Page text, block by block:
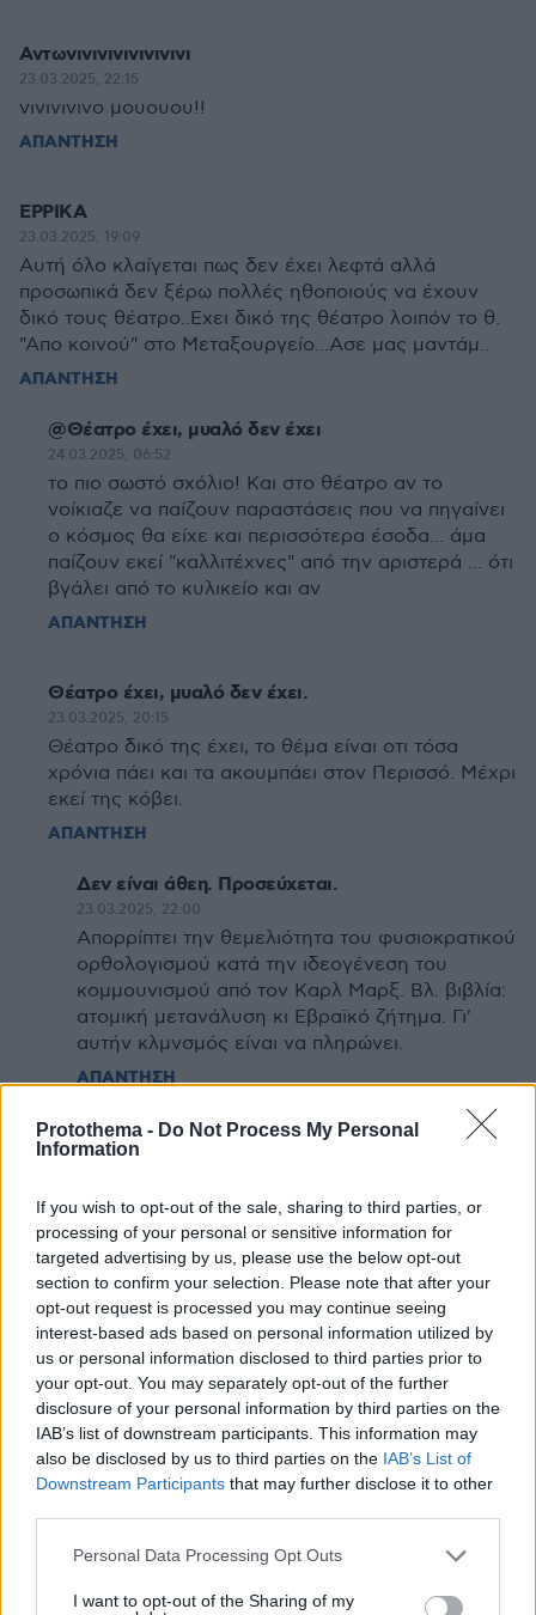
Protothema - Do Not Process My Personal
Information
If you wish to opt-out of the sale, sharing to third parties, or
processing of your personal or sensitive information for
targeted advertising by us, please use the below opt-out
section to confirm your selection. Please note that after your
opt-out request is processed you may continue seeing
interest-based ads based on personal information utilized by
us or personal information disclosed to third parties prior to
your opt-out. You may separately opt-out of the further
disclosure of your personal information by third parties on the
IAB’s list of downstream participants. This information may
also be disclosed by us to third parties on the IAB’s List of
Downstream Participants that may further disclose it to other
Please note that this website/app uses one or more Google
not limited to your visit or usage behaviour. You may click to
Personal Data Processing Opt Outs
I want to opt-out of the Sharing of my
Αντωνινινινινινινινι
23.03.2025, 22:15
νινινινινο μουουου!!
ΑΠΑΝΤΗΣΗ
ΕΡΡΙΚΑ
23.03.2025, 19:09
Αυτή όλο κλαίγεται πως δεν έχει λεφτά αλλά
προσωπικά δεν ξέρω πολλές ηθοποιούς να έχουν
δικό τους θέατρο..Εχει δικό της θέατρο λοιπόν το θ.
"Απο κοινού" στο Μεταξουργείο...Ασε μας μαντάμ..
ΑΠΑΝΤΗΣΗ
@Θέατρο έχει, μυαλό δεν έχει
24.03.2025, 06:52
το πιο σωστό σχόλιο! Και στο θέατρο αν το
νοίκιαζε να παίζουν παραστάσεις που να πηγαίνει
ο κόσμος θα είχε και περισσότερα έσοδα... άμα
παίζουν εκεί "καλλιτέχνες" από την αριστερά ... ότι
βγάλει από το κυλικείο και αν
ΑΠΑΝΤΗΣΗ
Θέατρο έχει, μυαλό δεν έχει.
23.03.2025, 20:15
Θέατρο δικό της έχει, το θέμα είναι οτι τόσα
χρόνια πάει και τα ακουμπάει στον Περισσό. Μέχρι
εκεί της κόβει.
ΑΠΑΝΤΗΣΗ
Δεν είναι άθεη. Προσεύχεται.
23.03.2025, 22:00
Απορρίπτει την θεμελιότητα του φυσιοκρατικού
ορθολογισμού κατά την ιδεογένεση του
κομμουνισμού από τον Καρλ Μαρξ. Βλ. βιβλία:
ατομική μετανάλυση κι Εβραϊκό ζήτημα. Γι'
αυτήν κλμνσμός είναι να πληρώνει.
ΑΠΑΝΤΗΣΗ
Αντε στον Λάκη
για κανα μεροκάματο. Και ασε τις μπουρτζουαρίες.
ΑΠΑΝΤΗΣΗ
ό,τι πεις!
23.03.2025, 17:47
καλά, δεν σας έχουμε για πρότυπο!
ΑΠΑΝΤΗΣΗ
ωωωωωω τι λες!!!
Εγω λεω στα παιδια και τα εγονια μου....θελω να
με Εθνικα προτυπα! Το εχουμε χασει τελειως...